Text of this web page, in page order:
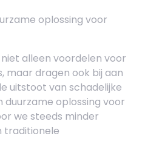
oplossing voor
alleen voordelen voor
maar dragen ook bij aan
uitstoot van schadelijke
oplossing voor
we steeds minder
traditionele